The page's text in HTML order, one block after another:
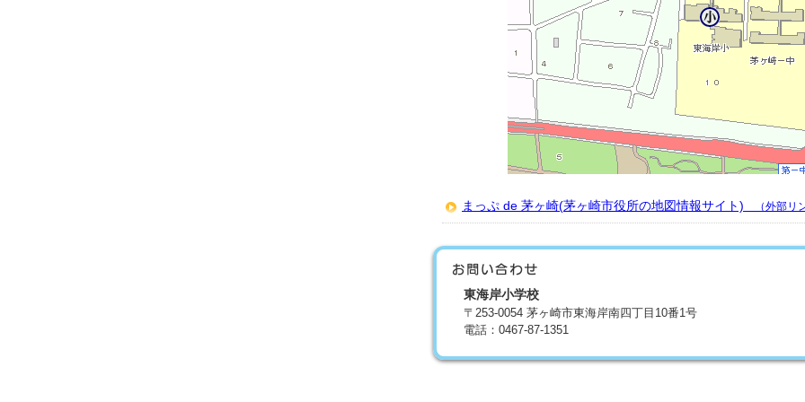
まっぷ de 茅ヶ崎(茅ヶ崎市役所の地図情報サイト) （外部リ
東海岸小学校
〒253-0054 茅ヶ崎市東海岸南四丁目10番1号
電話：0467-87-1351